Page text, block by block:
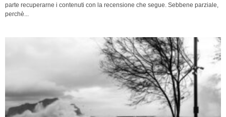
parte recuperarne i contenuti con la recensione che segue. Sebbene parziale,
perchè...